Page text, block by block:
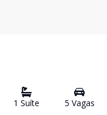
1 Suíte 5 Vagas